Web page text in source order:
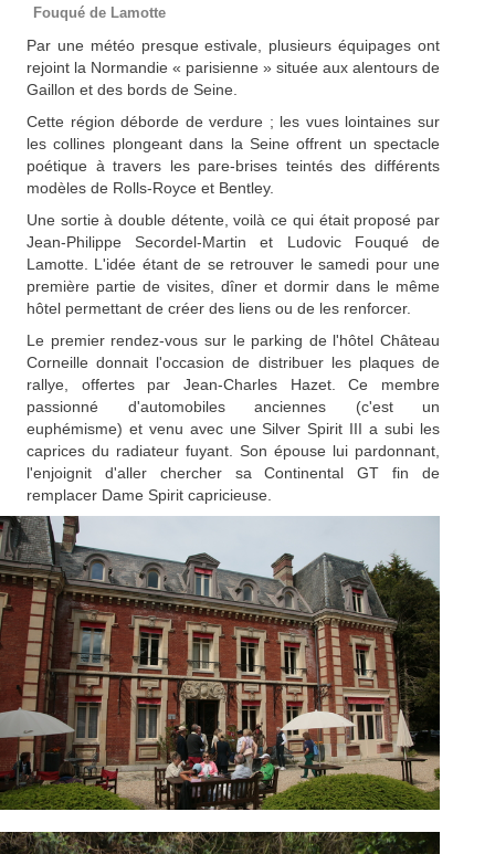
Fouqué de Lamotte
Par une météo presque estivale, plusieurs équipages ont
rejoint la Normandie « parisienne » située aux alentours de
Gaillon et des bords de Seine.
Cette région déborde de verdure ; les vues lointaines sur
les collines plongeant dans la Seine offrent un spectacle
poétique à travers les pare-brises teintés des différents
modèles de Rolls-Royce et Bentley.
Une sortie à double détente, voilà ce qui était proposé par
Jean-Philippe Secordel-Martin et Ludovic Fouqué de
Lamotte. L'idée étant de se retrouver le samedi pour une
première partie de visites, dîner et dormir dans le même
hôtel permettant de créer des liens ou de les renforcer.
Le premier rendez-vous sur le parking de l'hôtel Château
Corneille donnait l'occasion de distribuer les plaques de
rallye, offertes par Jean-Charles Hazet. Ce membre
passionné d'automobiles anciennes (c'est un
euphémisme) et venu avec une Silver Spirit III a subi les
caprices du radiateur fuyant. Son épouse lui pardonnant,
l'enjoignit d'aller chercher sa Continental GT fin de
remplacer Dame Spirit capricieuse.